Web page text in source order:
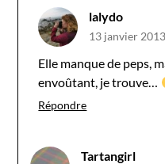
lalydo
13 janvier
Elle manque de peps,
envoûtant, je trouve…
Répondre
Tartangirl